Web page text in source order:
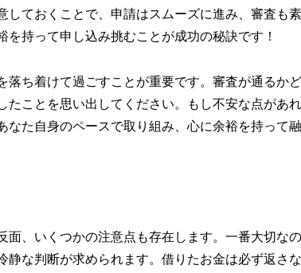
しておくことで、申請はスムーズに進み、審査も
持って申し込み挑むことが成功の秘訣です！
ち着けて過ごすことが重要です。審査が通るか
たことを思い出してください。もし不安な点があ
た自身のペースで取り組み、心に余裕を持って
面、いくつかの注意点も存在します。一番大切な
な判断が求められます。借りたお金は必ず返さ